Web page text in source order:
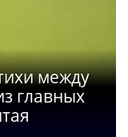
между
главных